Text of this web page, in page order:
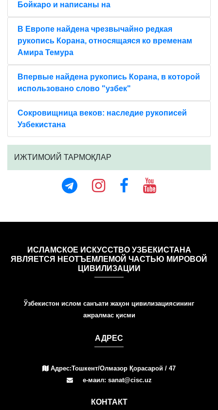
Бойкаро и написаны на
В Европе найдена чрезвычайно редкая
рукопись Корана, относящаяся ко временам
Амира Темура
Впервые найдена рукопись Корана, в которой
использовано слово "узбек"
Сокровищница веков: наследие рукописей
Узбекистана
ИЖТИМОИЙ ТАРМОҚЛАР
ИСЛАМСКОЕ ИСКУССТВО УЗБЕКИСТАНА
ЯВЛЯЕТСЯ НЕОТЪЕМЛЕМОЙ ЧАСТЬЮ МИРОВОЙ
ЦИВИЛИЗАЦИИ
Ўзбекистон ислом санъати жаҳон цивилизациясининг
ажралмас қисми
АДРЕС
Адрес:Тошкент/Олмазор Қорасарой / 47
е-маил: sanat@cisc.uz
КОНТАКТ